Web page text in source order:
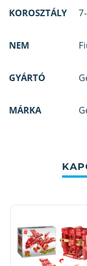
KOROSZTÁLY
NEM
GYÁRTÓ
MÁRKA